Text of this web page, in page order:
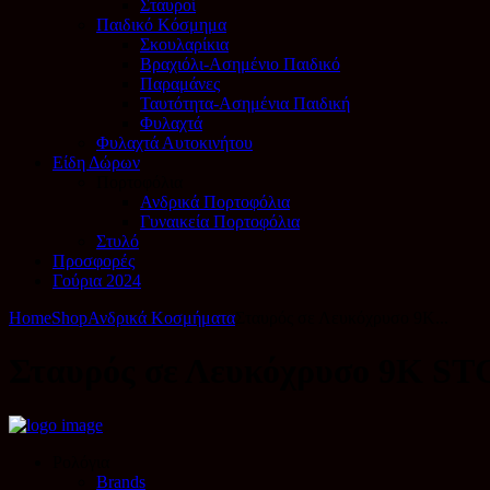
Σταυροί
Παιδικό Κόσμημα
Σκουλαρίκια
Βραχιόλι-Ασημένιο Παιδικό
Παραμάνες
Ταυτότητα-Ασημένια Παιδική
Φυλαχτά
Φυλαχτά Αυτοκινήτου
Είδη Δώρων
Ανδρικά Πορτοφόλια
Γυναικεία Πορτοφόλια
Στυλό
Προσφορές
Γούρια 2024
HomeShopΑνδρικά Κοσμήματα
Brands